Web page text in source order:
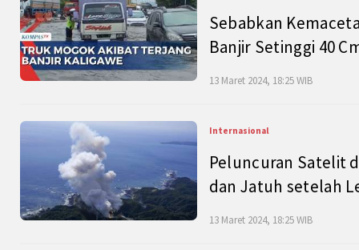
Sebabkan
Banjir Setinggi 40
13 Maret 2024, 18:25 WIB
Internasional
Peluncuran Satelit
dan Jatuh setelah
13 Maret 2024, 18:25 WIB